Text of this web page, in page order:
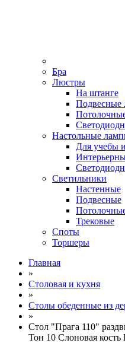
Бра
Люстры
На штанге
Подвесные
Настольные
Для учебы
Светильники
Настенные
Подвесные
Трековые
Споты
Торшеры
Главная
»
Столовая и кухня
»
Столы обеденные из
»
Стол "Прага 110"
Тон 10 Слоновая